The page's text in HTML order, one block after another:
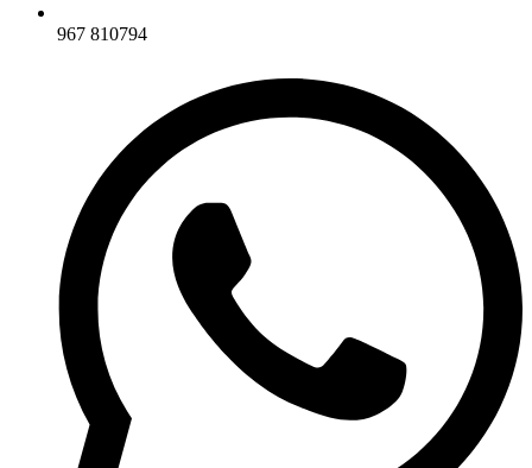
967 810794